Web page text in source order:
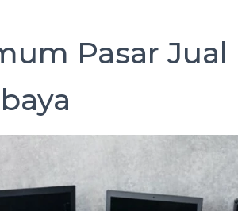
Pasar